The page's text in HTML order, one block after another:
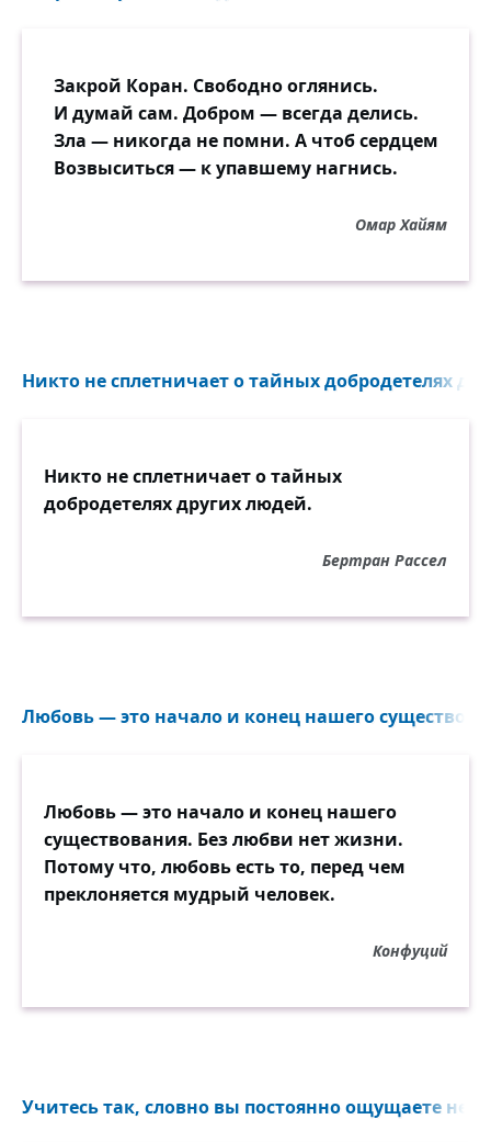
Закрой Коран. Свободно оглянись.
И думай сам. Добром — всегда делись.
Зла — никогда не помни. А чтоб сердцем
Возвыситься — к упавшему нагнись.
Омар Хайям
Никто не сплетничает о тайных добродетелях
Никто не сплетничает о тайных
добродетелях других людей.
Бертран Рассел
Любовь — это начало и конец нашего
Любовь — это начало и конец нашего
существования. Без любви нет жизни.
Потому что, любовь есть то, перед чем
преклоняется мудрый человек.
Конфуций
Учитесь так, словно вы постоянно ощущаете